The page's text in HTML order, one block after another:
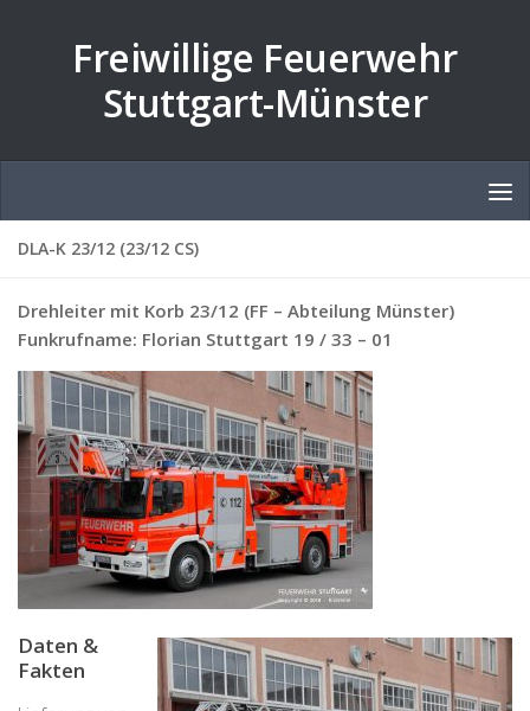
Freiwillige Feuerwehr
Stuttgart-Münster
DLA-K 23/12 (23/12 CS)
Drehleiter mit Korb 23/12 (FF – Abteilung Münster)
Funkrufname: Florian Stuttgart 19 / 33 – 01
Daten &
Fakten